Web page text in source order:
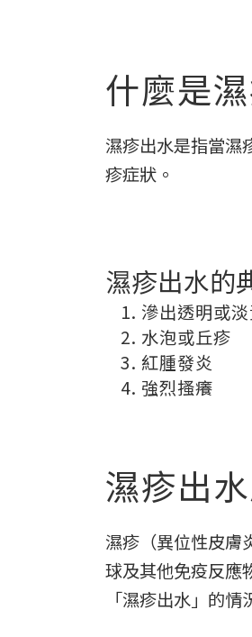
什麼是
濕疹出水是指當濕
疹症狀。
濕疹出水的
滲出透明或
水泡或丘疹
紅腫發炎
強烈搔癢
濕疹出
濕疹（異位性皮膚
球及其他免疫反應
「濕疹出水」的情